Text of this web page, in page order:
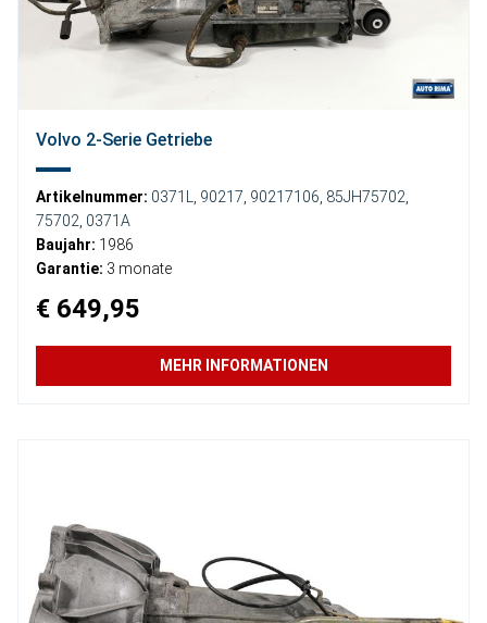
Volvo 2-Serie Getriebe
Artikelnummer: 0371L 90217 90217106 85JH75702
75702 0371A
Baujahr: 1986
Garantie: 3 monate
€ 649,95
MEHR INFORMATIONEN